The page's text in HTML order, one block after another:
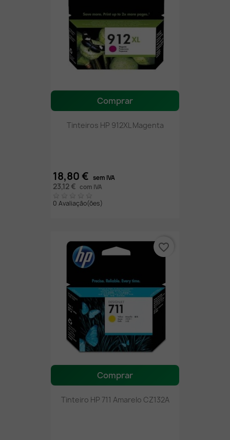
Comprar
Tinteiros HP 912XL Magenta
18,80 € sem IVA
23,12 € com IVA
0 Avaliação(ões)
Comprar
Tinteiro HP 711 Amarelo CZ132A
favorite_border